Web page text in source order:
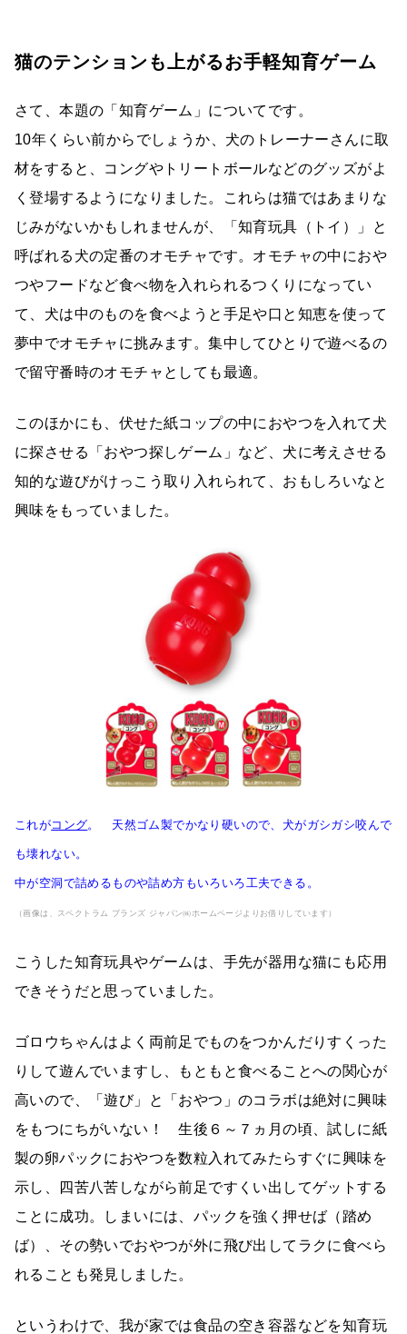
猫のテンションも上がるお手軽知育ゲーム
さて、本題の「知育ゲーム」についてです。
10年くらい前からでしょうか、犬のトレーナーさんに取
材をすると、コングやトリートボールなどのグッズがよ
く登場するようになりました。これらは猫ではあまりな
じみがないかもしれませんが、「知育玩具（トイ）」と
呼ばれる犬の定番のオモチャです。オモチャの中におや
つやフードなど食べ物を入れられるつくりになってい
て、犬は中のものを食べようと手足や口と知恵を使って
夢中でオモチャに挑みます。集中してひとりで遊べるの
で留守番時のオモチャとしても最適。
このほかにも、伏せた紙コップの中におやつを入れて犬
に探させる「おやつ探しゲーム」など、犬に考えさせる
知的な遊びがけっこう取り入れられて、おもしろいなと
興味をもっていました。
これがコング。 天然ゴム製でかなり硬いので、犬がガシガシ咬んで
も壊れない。
中が空洞で詰めるものや詰め方もいろいろ工夫できる。
（画像は、スペクトラム ブランズ ジャパン㈱ホームページよりお借りしています）
こうした知育玩具やゲームは、手先が器用な猫にも応用
できそうだと思っていました。
ゴロウちゃんはよく両前足でものをつかんだりすくった
りして遊んでいますし、もともと食べることへの関心が
高いので、「遊び」と「おやつ」のコラボは絶対に興味
をもつにちがいない！ 生後６～７ヵ月の頃、試しに紙
製の卵パックにおやつを数粒入れてみたらすぐに興味を
示し、四苦八苦しながら前足ですくい出してゲットする
ことに成功。しまいには、パックを強く押せば（踏め
ば）、その勢いでおやつが外に飛び出してラクに食べら
れることも発見しました。
というわけで、我が家では食品の空き容器などを知育玩